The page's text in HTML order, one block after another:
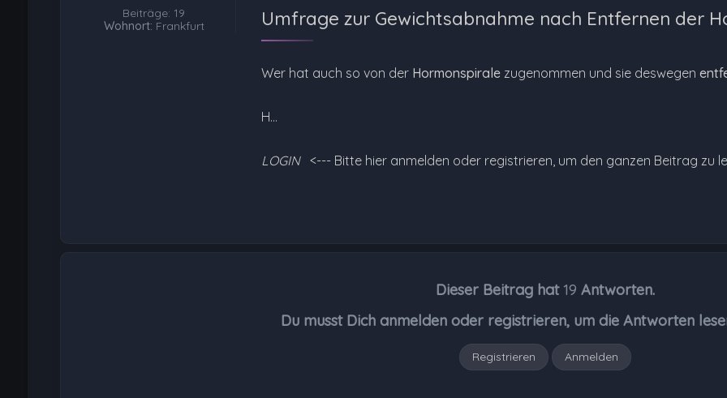
Beiträge: 19
Wohnort: Frankfurt Umfrage zur Gewichtsabnahme nach Entfernen der
Wer hat auch so von der Hormonspiralezugenommen und sie deswegen
H…
LOGIN <--- Bitte hier anmelden oder registrieren, um den ganzen Beitrag zu
Dieser Beitrag hat 19 Antworten.
Du musst Dich anmelden oder registrieren, um die Antworten
Registrieren Anmelden